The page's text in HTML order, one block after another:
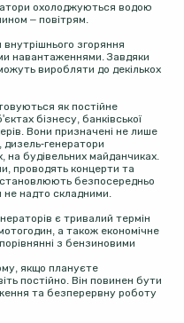
охолоджуються водою
– повітрям.
згоряння
навантаженнями. Завдяки
виробляти до декількох
як постійне
бізнесу, банківської
Вони призначені не лише
дизель-генератори
будівельних майданчиках.
проводять концерти та
безпосередньо
не надто складними.
є тривалий термін
а також економічне
з бензиновими
якщо плануєте
постійно. Він повинен бути
та безперервну роботу